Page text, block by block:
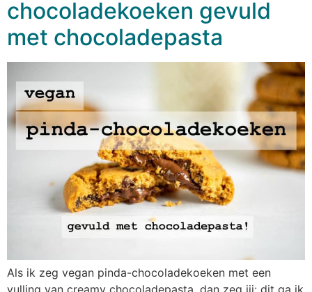
chocoladekoeken gevuld
met chocoladepasta
Als ik zeg vegan pinda-chocoladekoeken met een
vulling van creamy chocoladepasta, dan zeg jij: dit ga ik